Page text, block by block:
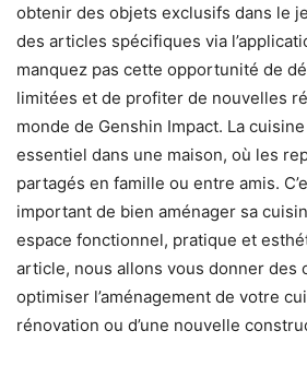
obtenir des objets exclusifs dans le
des articles spécifiques via
manquez pas cette opportunité de
limitées et de profiter de nouvelles
monde de Genshin Impact. La
essentiel dans une maison, où les
partagés en famille ou entre amis.
important de bien aménager sa
espace fonctionnel, pratique et
article, nous allons vous donner des
optimiser l’aménagement de votre
rénovation ou d’une nouvelle